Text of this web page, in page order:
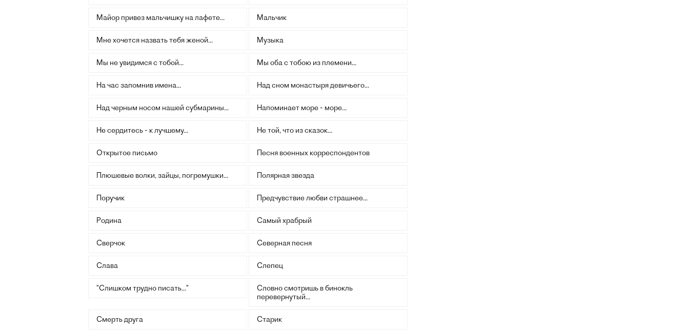
Майор привез мальчишку на лафете... Мальчик
Мне хочется назвать тебя женой... Музыка
Мы не увидимся с тобой... Мы оба с тобою из племени...
На час запомнив имена... Над сном монастыря девичьего...
Над черным носом нашей субмарины... Напоминает море - море...
Не сердитесь - к лучшему... Не той, что из сказок...
Открытое письмо Песня военных корреспондентов
Плюшевые волки, зайцы, погремушки... Полярная звезда
Поручик Предчувствие любви страшнее...
Родина Самый храбрый
Сверчок Северная песня
Слава Слепец
"Слишком трудно писать..."
Словно смотришь в бинокль
перевернутый...
Смерть друга Старик